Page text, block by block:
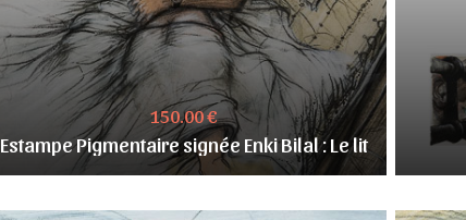
150.00 €
Estampe Pigmentaire signée Enki Bilal : Le lit